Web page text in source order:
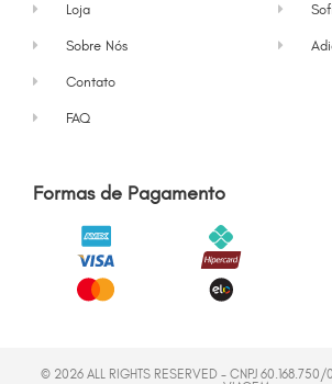
Loja
Sobre Nós
Contato
FAQ
Formas de Pagamento
© 2026 ALL RIGHTS RESERVED - CNPJ